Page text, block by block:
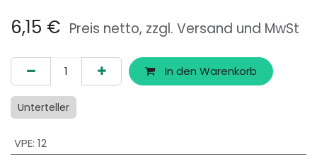
6,15 € Preis netto, zzgl. Versand und MwSt
In den Warenkorb
Unterteller
VPE: 12